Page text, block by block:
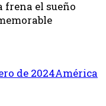
de 2024América